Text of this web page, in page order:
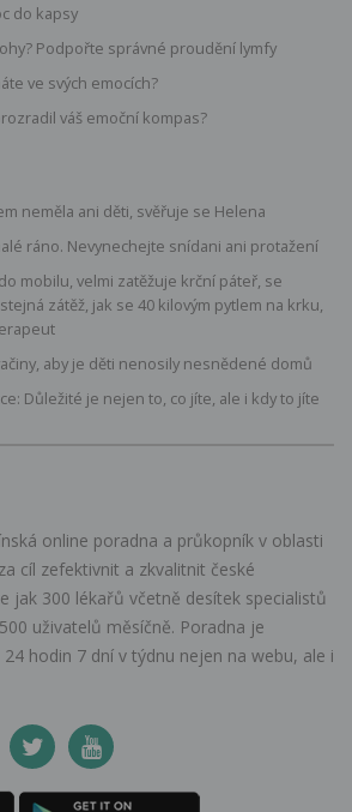
do kapsy
Podpořte správné proudění lymfy
ve svých emocích?
váš emoční kompas?
neměla ani děti, svěřuje se Helena
ráno. Nevynechejte snídani ani protažení
mobilu, velmi zatěžuje krční páteř, se
zátěž, jak se 40 kilovým pytlem na krku,
aby je děti nenosily nesnědené domů
Důležité je nejen to, co jíte, ale i kdy to jíte
online poradna a průkopník v oblasti
cíl zefektivnit a zkvalitnit české
jak 300 lékařů včetně desítek specialistů
uživatelů měsíčně. Poradna je
hodin 7 dní v týdnu nejen na webu, ale i